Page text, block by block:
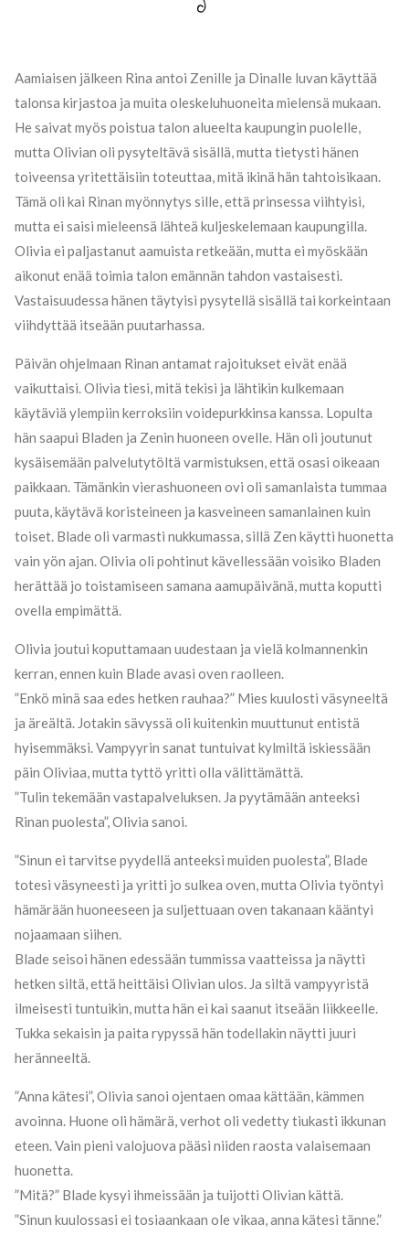
Aamiaisen jälkeen Rina antoi Zenille ja Dinalle luvan käyttää
talonsa kirjastoa ja muita oleskeluhuoneita mielensä mukaan.
He saivat myös poistua talon alueelta kaupungin puolelle,
mutta Olivian oli pysyteltävä sisällä, mutta tietysti hänen
toiveensa yritettäisiin toteuttaa, mitä ikinä hän tahtoisikaan.
Tämä oli kai Rinan myönnytys sille, että prinsessa viihtyisi,
mutta ei saisi mieleensä lähteä kuljeskelemaan kaupungilla.
Olivia ei paljastanut aamuista retkeään, mutta ei myöskään
aikonut enää toimia talon emännän tahdon vastaisesti.
Vastaisuudessa hänen täytyisi pysytellä sisällä tai korkeintaan
viihdyttää itseään puutarhassa.
Päivän ohjelmaan Rinan antamat rajoitukset eivät enää
vaikuttaisi. Olivia tiesi, mitä tekisi ja lähtikin kulkemaan
käytäviä ylempiin kerroksiin voidepurkkinsa kanssa. Lopulta
hän saapui Bladen ja Zenin huoneen ovelle. Hän oli joutunut
kysäisemään palvelutytöltä varmistuksen, että osasi oikeaan
paikkaan. Tämänkin vierashuoneen ovi oli samanlaista tummaa
puuta, käytävä koristeineen ja kasveineen samanlainen kuin
toiset. Blade oli varmasti nukkumassa, sillä Zen käytti huonetta
vain yön ajan. Olivia oli pohtinut kävellessään voisiko Bladen
herättää jo toistamiseen samana aamupäivänä, mutta koputti
ovella empimättä.
Olivia joutui koputtamaan uudestaan ja vielä kolmannenkin
kerran, ennen kuin Blade avasi oven raolleen.
”Enkö minä saa edes hetken rauhaa?” Mies kuulosti väsyneeltä
ja äreältä. Jotakin sävyssä oli kuitenkin muuttunut entistä
hyisemmäksi. Vampyyrin sanat tuntuivat kylmiltä iskiessään
päin Oliviaa, mutta tyttö yritti olla välittämättä.
”Tulin tekemään vastapalveluksen. Ja pyytämään anteeksi
Rinan puolesta”, Olivia sanoi.
”Sinun ei tarvitse pyydellä anteeksi muiden puolesta”, Blade
totesi väsyneesti ja yritti jo sulkea oven, mutta Olivia työntyi
hämärään huoneeseen ja suljettuaan oven takanaan kääntyi
nojaamaan siihen.
Blade seisoi hänen edessään tummissa vaatteissa ja näytti
hetken siltä, että heittäisi Olivian ulos. Ja siltä vampyyristä
ilmeisesti tuntuikin, mutta hän ei kai saanut itseään liikkeelle.
Tukka sekaisin ja paita rypyssä hän todellakin näytti juuri
heränneeltä.
”Anna kätesi”, Olivia sanoi ojentaen omaa kättään, kämmen
avoinna. Huone oli hämärä, verhot oli vedetty tiukasti ikkunan
eteen. Vain pieni valojuova pääsi niiden raosta valaisemaan
huonetta.
”Mitä?” Blade kysyi ihmeissään ja tuijotti Olivian kättä.
”Sinun kuulossasi ei tosiaankaan ole vikaa, anna kätesi tänne.”